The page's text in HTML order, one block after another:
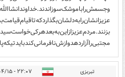
بزنند.مردم‌عزیز‌ازاین‌به‌بعد‌هرکی‌خواست‌سید
تبربزی ۲۲:۰۷ - ۱۴۰۵/۰۴/۱۵